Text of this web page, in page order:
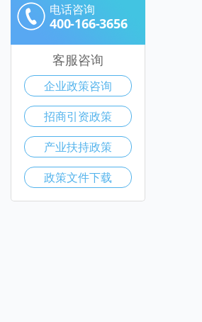
电话咨询
400-166-3656
客服咨询
企业政策咨询
招商引资政策
产业扶持政策
政策文件下载